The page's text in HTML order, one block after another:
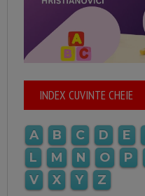
INDEX CUVINTE CHEIE
A B C D E
L
M N O P
V
X Y Z